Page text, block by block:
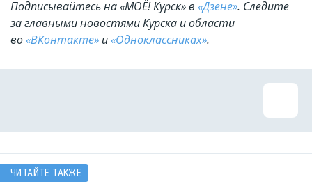
Подписывайтесь на «МОЁ! Курск» в «Дзене». Cледите
за главными новостями Курска и области
во«ВКонтакте» и«Одноклассниках».
ЧИТАЙТЕ ТАКЖЕ